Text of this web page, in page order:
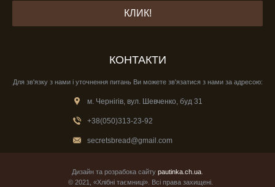
КЛИК!
КОНТАКТИ
Для зв'язку з нами і уточнення питань Ви можете зв'язатися з нами за адресою:
м. Чернігів, вул. Шевченко, буд 31
+38(050)313-23-92
secretsbread@gmail.com
Дизайн та розрабока сайту pautinka.ch.ua
© 2021, «Хлібні таємниці». Всі права захищені.